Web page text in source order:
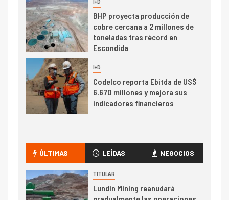
1 I+D
Codelco Ventanas prueba
camión 100% eléctrico para
transportar cátodos al Puerto
de San Antonio
I+D
Producción minera en mayo de
2026 cae 10,6%
PIB minero impacta el
crecimiento regional: Banco
Central reporta resultados
dispares en el primer
trimestre
4 I+D
ÚLTIMAS LEÍDAS NEGOCIOS
TITULAR
Lundin Mining reanudará